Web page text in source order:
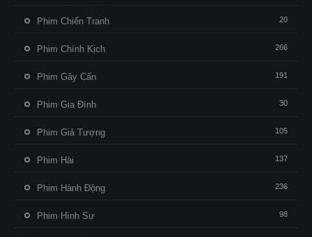
Phim Chiến Tranh 20
Phim Chính Kịch 266
Phim Gây Cấn 191
Phim Gia Đình 30
Phim Giả Tượng 105
Phim Hài 137
Phim Hành Động 236
Phim Hình Sự 98